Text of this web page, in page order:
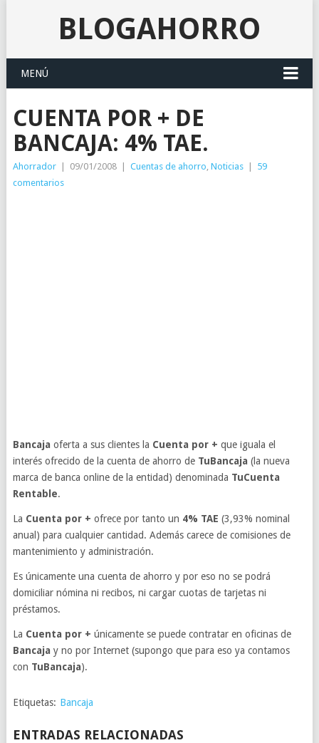
BLOGAHORRO
MENÚ
CUENTA POR + DE
BANCAJA: 4% TAE.
Ahorrador 09/01/2008 Cuentas de ahorro, Noticias
59
comentarios
Bancaja oferta a sus clientes la Cuenta por + que iguala el
interés ofrecido de la cuenta de ahorro de TuBancaja (la nueva
marca de banca online de la entidad) denominada TuCuenta
Rentable.
La Cuenta por + ofrece por tanto un 4% TAE (3,93% nominal
anual) para cualquier cantidad. Además carece de comisiones de
mantenimiento y administración.
Es únicamente una cuenta de ahorro y por eso no se podrá
domiciliar nómina ni recibos, ni cargar cuotas de tarjetas ni
préstamos.
La Cuenta por + únicamente se puede contratar en oficinas de
Bancaja y no por Internet (supongo que para eso ya contamos
con TuBancaja).
Etiquetas: Bancaja
ENTRADAS RELACIONADAS